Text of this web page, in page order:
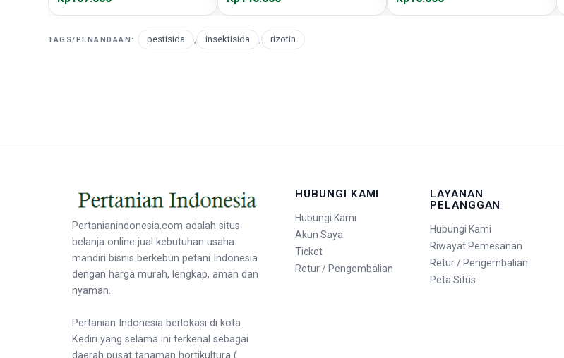
TAGS/PENANDAAN: pestisida , insektisida , rizotin
Pertanianindonesia.com adalah situs
belanja online jual kebutuhan usaha
mandiri bisnis berkebun petani Indonesia
dengan harga murah, lengkap, aman dan
nyaman.
Pertanian Indonesia berlokasi di kota
Kediri yang selama ini terkenal sebagai
daerah pusat tanaman hortikultura (
HUBUNGI KAMI
Hubungi Kami
Akun Saya
Ticket
Retur / Pengembalian
LAYANAN
PELANGGAN
Hubungi Kami
Riwayat Pemesanan
Retur / Pengembalian
Peta Situs